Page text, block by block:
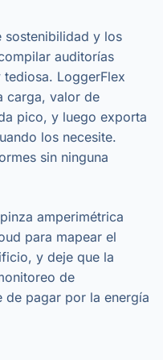
sostenibilidad y los
auditorías
LoggerFlex
carga, valor de
pico, y luego exporta
los necesite.
sin ninguna
amperimétrica
para mapear el
y deje que la
de
de pagar por la energía